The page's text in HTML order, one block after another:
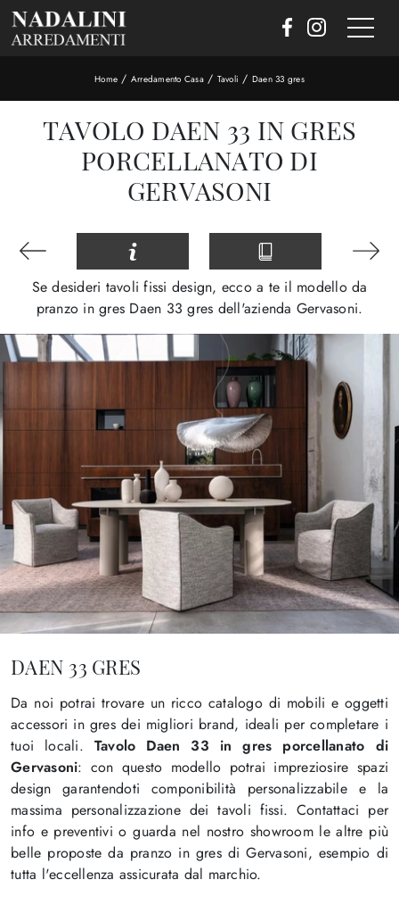
Home / Arredamento Casa/ Tavoli / Daen 33 gres
TAVOLO DAEN 33 IN GRES
PORCELLANATO DI
GERVASONI
Se desideri tavoli fissi design, ecco a te il modello da
pranzo in gres Daen 33 gres dell'azienda Gervasoni.
DAEN 33 GRES
Da noi potrai trovare un ricco catalogo di mobili e oggetti
accessori in gres dei migliori brand, ideali per completare i
tuoi locali. Tavolo Daen 33 in gres porcellanato di
Gervasoni: con questo modello potrai impreziosire spazi
design garantendoti componibilità personalizzabile e la
massima personalizzazione dei tavoli fissi. Contattaci per
info e preventivi o guarda nel nostro showroom le altre più
belle proposte da pranzo in gres di Gervasoni, esempio di
tutta l'eccellenza assicurata dal marchio.